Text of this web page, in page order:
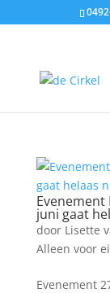
Evenement
juni gaat
door Lisette
Alleen voor
Evenement